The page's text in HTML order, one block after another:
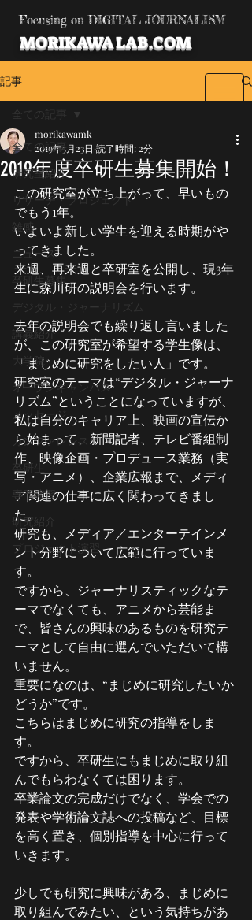
Focusing on DIGITAL JOURNALISM
MORIKAWA LAB.COM
記事
全ての記事
研究室紹介
リサーチ・プロジェクト
雑感
ニュース
卒研生募集
デジタル・ジャーナリズム
講義紹介
大学院
オープンキャンパス
メッセージ
カンファレンス
卒研生
専門演習
研究紹介
プロジェクト演習
全ての記事
2019年度卒研生募集開始！
morikawamk
2019年5月23日 読了時間: 2分
この研究室が立ち上がって、早いもの
でもう1年。
いよいよ新しい学生を迎える時期がや
ってきました。
来週、再来週と卒研室を公開し、現3年
生に森川研の説明会を行います。
去年の説明会でも繰り返し言いました
が、この研究室が希望する学生像は、
「まじめに研究をしたい人」です。
研究室のテーマは“デジタル・ジャーナ
リズム”ということになっていますが、
私は自分のキャリア上、映画の宣伝か
ら始まって、新聞記者、テレビ番組制
作、映像企画・プロデュース業務（実
写・アニメ）、企業広報まで、メディ
ア関連の仕事に広く関わってきまし
た。
研究も、メディア／エンターテインメ
ント分野について広範に行っていま
す。
ですから、ジャーナリスティックなテ
ーマでなくても、アニメから芸能ま
で、皆さんの興味のあるものを研究テ
ーマとして自由に選んでいただいて構
いません。
重要になのは、“まじめに研究したいか
どうか”です。
こちらはまじめに研究の指導をしま
す。
ですから、卒研生にもまじめに取り組
んでもらわなくては困ります。
卒業論文の完成だけでなく、学会での
発表や学術論文誌への投稿など、目標
を高く置き、個別指導を中心に行って
いきます。
少しでも研究に興味がある、まじめに
取り組んでみたい、という気持ちがあ